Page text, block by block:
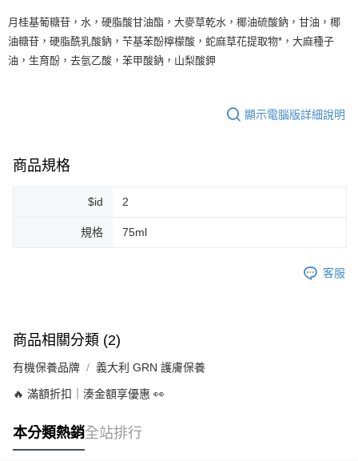
月桂基葡糖苷，水，硬脂酸甘油酯，大麥草乾水，椰油硫酸鈉，甘油，椰
油糖苷，硬脂酰乳酸鈉，芐基苯酚檸檬酸，蛇麻草花提取物*，大麻種子
油，生育酚，去氫乙酸，苯甲酸鈉，山梨酸鉀
顯示電腦版詳細說明
商品規格
$id 2
規格 75ml
客服
商品相關分類 (2)
有機保養品牌 義大利 GRN 護膚保養
🔥 滿額折扣｜湊金額享優惠 👀
本分類熱銷全站排行